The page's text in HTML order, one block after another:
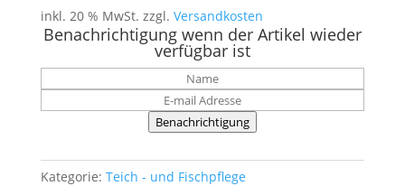
inkl. 20 % MwSt. zzgl. Versandkosten
Benachrichtigung wenn der Artikel wieder
verfügbar ist
Benachrichtigung
Kategorie: Teich - und Fischpflege